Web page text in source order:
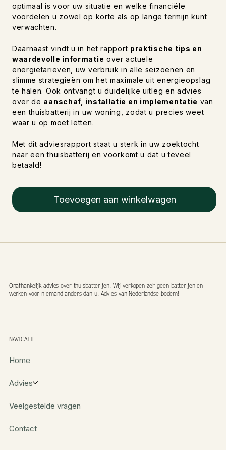
optimaal is voor uw situatie en welke financiële
voordelen u zowel op korte als op lange termijn kunt
verwachten.
Daarnaast vindt u in het rapport praktische tips en
waardevolle informatie over actuele
energietarieven, uw verbruik in alle seizoenen en
slimme strategieën om het maximale uit energieopslag
te halen. Ook ontvangt u duidelijke uitleg en advies
over de aanschaf, installatie en implementatie van
een thuisbatterij in uw woning, zodat u precies weet
waar u op moet letten.
Met dit adviesrapport staat u sterk in uw zoektocht
naar een thuisbatterij en voorkomt u dat u teveel
betaald!
Toevoegen aan winkelwagen
NAVIGATIE
Onafhankelijk advies over thuisbatterijen. Wij verkopen zelf geen batterijen en
werken voor niemand anders dan u. Advies van Nederlandse bodem!
Home
Advies
Veelgestelde vragen
Contact